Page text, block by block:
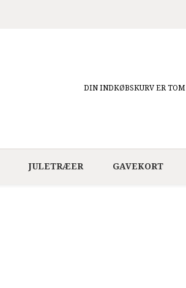
DIN INDKØBSKURV ER TOM
JULETRÆER GAVEKORT